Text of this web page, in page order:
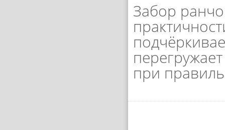
Забор
при